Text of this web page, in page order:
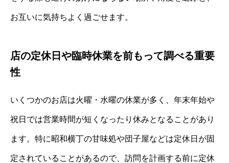
お互いに気持ちよく過ごせます。
店の定休日や臨時休業を前もって調べる重要
性
いくつかのお店は火曜・水曜の休業が多く、年末年始や
祝日では営業時間が短くなったり休みとなることがあり
ます。特に昭和横丁の甘味処や団子屋などは定休日が固
定されていることがあるので、訪問を計画する前に定休